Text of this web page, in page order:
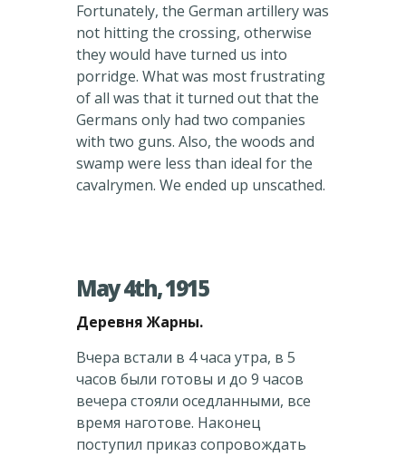
Fortunately, the German artillery was
not hitting the crossing, otherwise
they would have turned us into
porridge. What was most frustrating
of all was that it turned out that the
Germans only had two companies
with two guns. Also, the woods and
swamp were less than ideal for the
cavalrymen. We ended up unscathed.
May 4th, 1915
Деревня Жарны.
Вчера встали в 4 часа утра, в 5
часов были готовы и до 9 часов
вечера стояли оседланными, все
время наготове. Наконец
поступил приказ сопровождать